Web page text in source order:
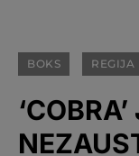
BOKS REGIJA
‘COBRA’